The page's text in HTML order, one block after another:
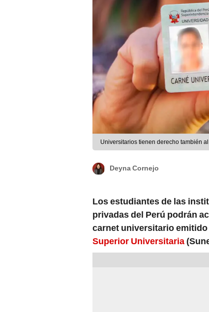
Universitarios tienen derecho también
Deyna Cornejo
Los estudiantes de las
privadas del Perú podrán
carnet universitario emitido
Superior Universitaria